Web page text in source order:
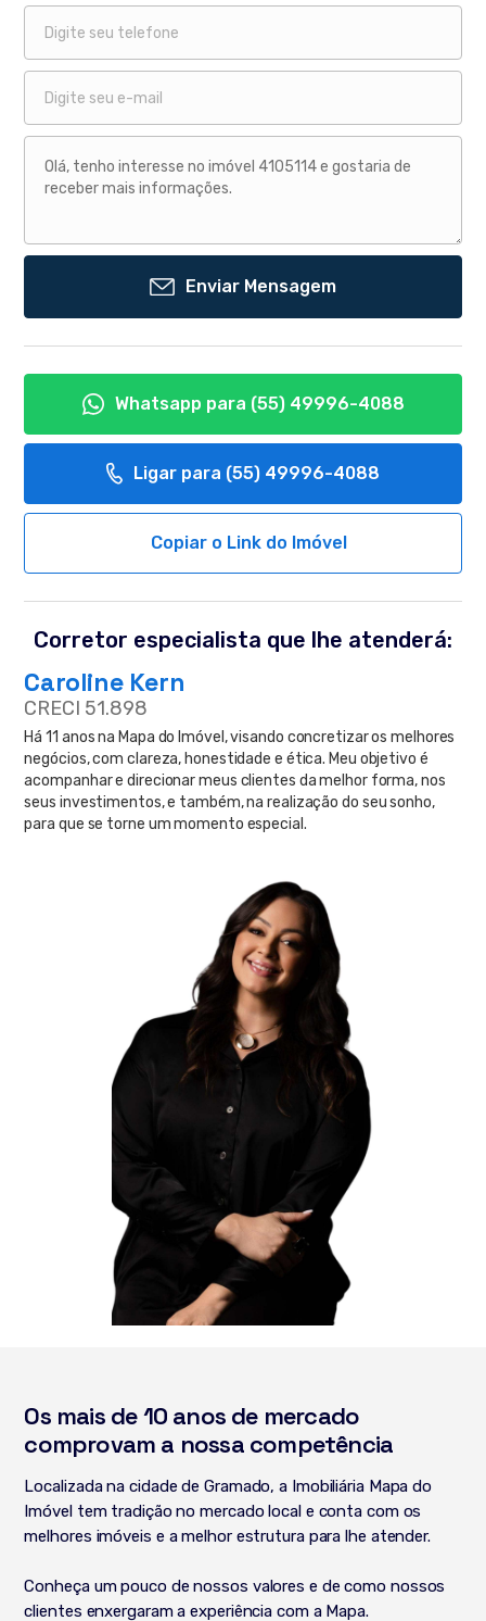
Enviar Mensagem
Whatsapp para (55) 49996-4088
Ligar para (55) 49996-4088
Copiar o Link do Imóvel
Corretor especialista que lhe atenderá:
Caroline Kern
CRECI 51.898
Há 11 anos na Mapa do Imóvel, visando concretizar os melhores
negócios, com clareza, honestidade e ética. Meu objetivo é
acompanhar e direcionar meus clientes da melhor forma, nos
seus investimentos, e também, na realização do seu sonho,
para que se torne um momento especial.
Os mais de 10 anos de mercado
comprovam a nossa competência
Localizada na cidade de Gramado, a Imobiliária Mapa do
Imóvel tem tradição no mercado local e conta com os
melhores imóveis e a melhor estrutura para lhe atender.
Conheça um pouco de nossos valores e de como nossos
clientes enxergaram a experiência com a Mapa.